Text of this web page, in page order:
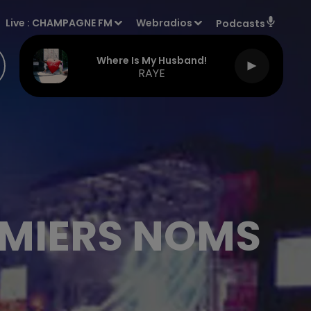
Live : CHAMPAGNE FM Webradios Podcasts
Where Is My Husband!
RAYE
NOMS